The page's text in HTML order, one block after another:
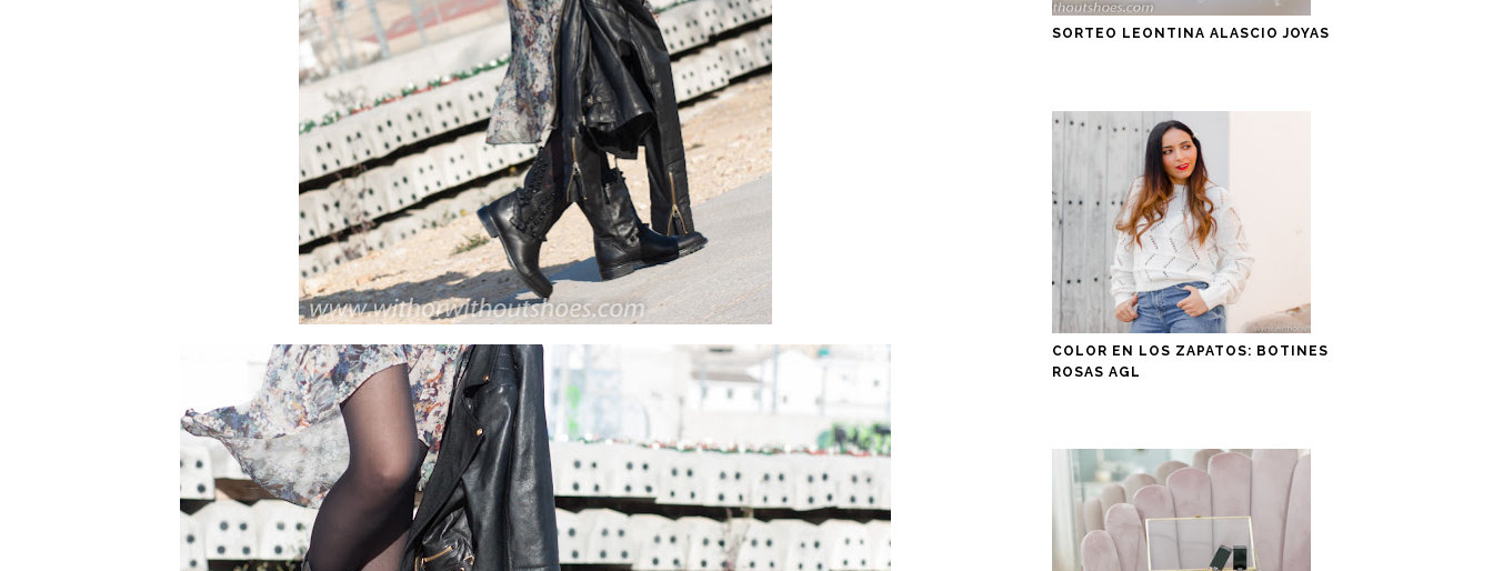
SORTEO LEONTINA ALASCIO JOYAS
COLOR EN LOS ZAPATOS: BOTINES
ROSAS AGL